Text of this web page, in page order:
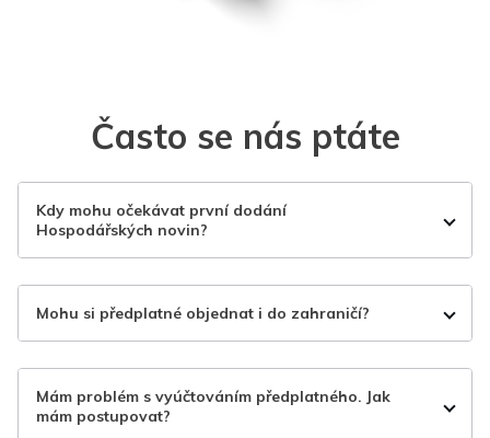
Často se nás ptáte
Kdy mohu očekávat první dodání
Hospodářských novin?
Mohu si předplatné objednat i do zahraničí?
Mám problém s vyúčtováním předplatného. Jak
mám postupovat?